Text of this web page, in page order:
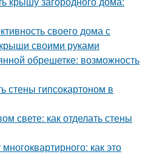
своего дома с
своими руками
обрешетке: возможность
стены гипсокартоном в
свете: как отделать стены
как это